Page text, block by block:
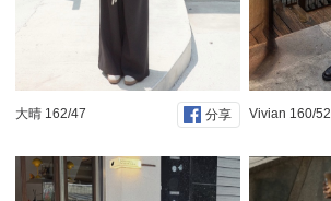
大晴 162/47 分享 Vivian 160/52